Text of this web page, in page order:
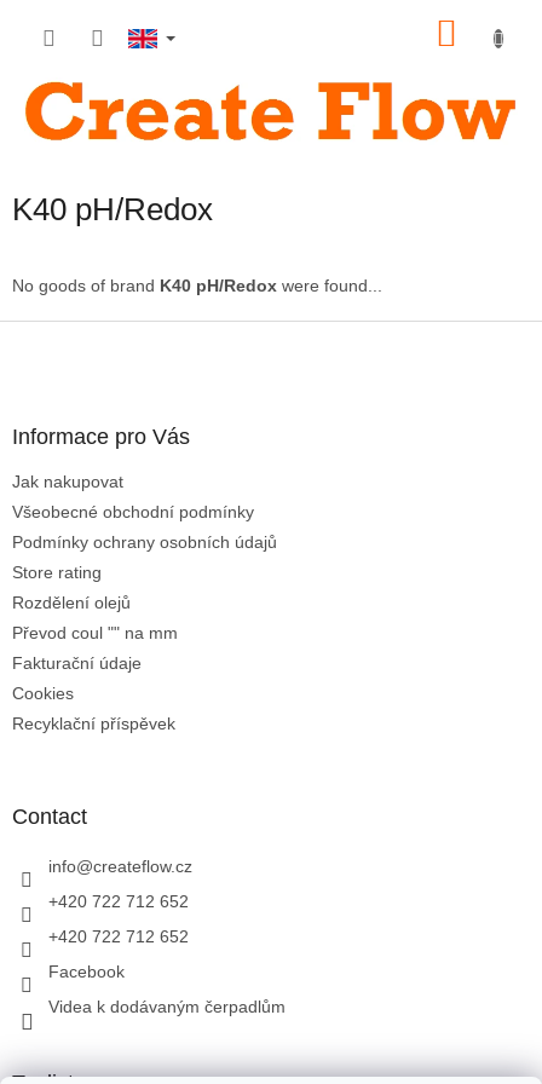
K40 pH/Redox
No goods of brand K40 pH/Redox were found...
Informace pro Vás
Jak nakupovat
Všeobecné obchodní podmínky
Podmínky ochrany osobních údajů
Store rating
Rozdělení olejů
Převod coul "" na mm
Fakturační údaje
Cookies
Recyklační příspěvek
Contact
info@createflow.cz
+420 722 712 652
+420 722 712 652
Facebook
Videa k dodávaným čerpadlům